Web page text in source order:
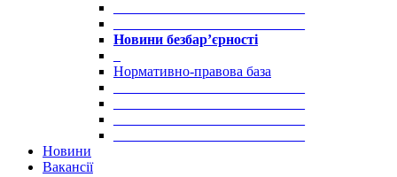
Новини безбар’єрності
Нормативно-правова база
Новини
Вакансії